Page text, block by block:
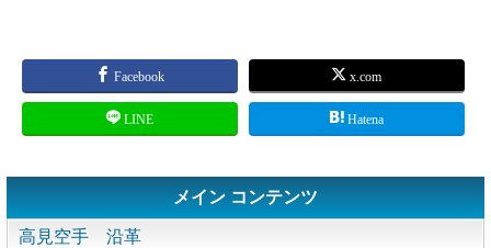
Facebook x.com
LINE Hatena
メイン コンテンツ
高見空手 沿革